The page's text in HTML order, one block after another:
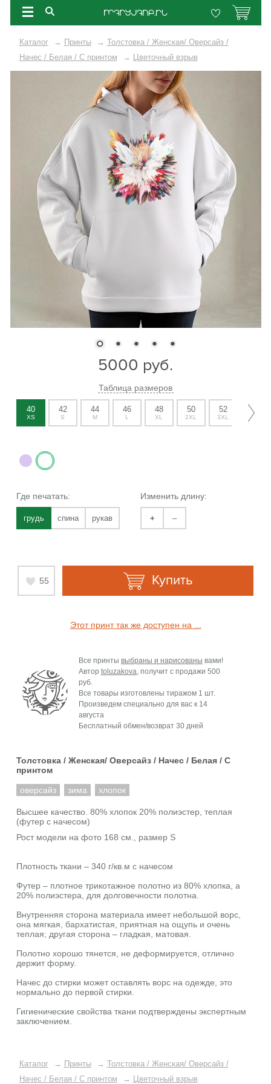
Каталог → Принты → Толстовка / Женская/ Оверсайз /
Начес / Белая / C принтом
→ Цветочный взрыв
5000 руб.
Таблица размеров
40
XS
42
S
44
M
46
L
48
XL
50
2XL
52
3XL
54
4XL
Где печатать:
грудь спина рукав
Изменить длину:
+ –
55 Купить
Этот принт так же доступен на ...
Все принты выбраны и нарисованы вами!
Автор toluzakova, получит с продажи 500
руб.
Все товары изготовлены тиражом 1 шт.
Произведем специально для вас к 14
августа
Бесплатный обмен/возврат 30 дней
Толстовка / Женская/ Оверсайз / Начес / Белая / C
принтом
оверсайз зима хлопок
Высшее качество. 80% хлопок 20% полиэстер, теплая
(футер с начесом)
Рост модели на фото 168 см., размер S
Плотность ткани – 340 г/кв.м с начесом
Футер – плотное трикотажное полотно из 80% хлопка, а
20% полиэстера, для долговечности полотна.
Внутренняя сторона материала имеет небольшой ворс,
она мягкая, бархатистая, приятная на ощупь и очень
теплая; другая сторона – гладкая, матовая.
Полотно хорошо тянется, не деформируется, отлично
держит форму.
Начес до стирки может оставлять ворс на одежде, это
нормально до первой стирки.
Гигиенические свойства ткани подтверждены экспертным
заключением.
Каталог → Принты → Толстовка / Женская/ Оверсайз /
Начес / Белая / C принтом
→ Цветочный взрыв